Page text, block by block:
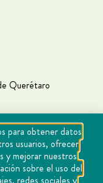
Querétaro
para obtener datos
usuarios, ofrecer
y mejorar nuestros
sobre el uso del